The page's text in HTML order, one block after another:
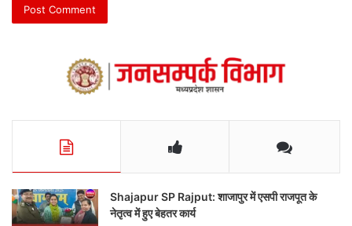
Shajapur SP Rajput: शाजापुर में एसपी राजपूत के
नेतृत्व में हुए बेहतर कार्य